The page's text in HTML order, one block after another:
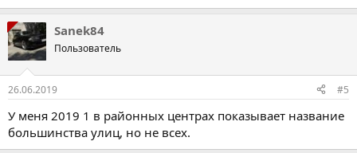
Sanek84
Пользователь
26.06.2019 #5
У меня 2019 1 в районных центрах показывает название
большинства улиц, но не всех.